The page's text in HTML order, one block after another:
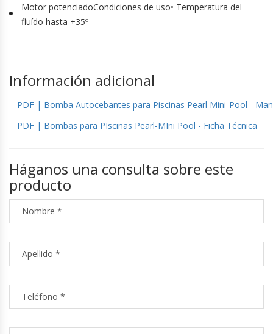
Motor potenciadoCondiciones de uso• Temperatura del
fluído hasta +35º
Información adicional
PDF | Bomba Autocebantes para Piscinas Pearl Mini-Pool -
PDF | Bombas para PIscinas Pearl-MIni Pool - Ficha Técnica
Háganos una consulta sobre este
producto